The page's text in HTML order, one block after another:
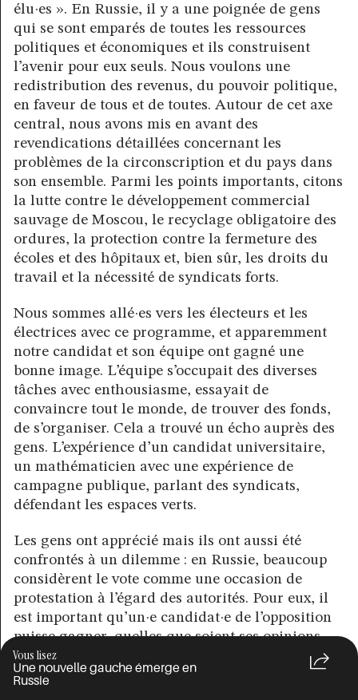
Vous lisez
Une nouvelle gauche émerge en
Russie
élu·es ». En Russie, il y a une poignée de gens
qui se sont emparés de toutes les ressources
politiques et économiques et ils construisent
l’avenir pour eux seuls. Nous voulons une
redistribution des revenus, du pouvoir politique,
en faveur de tous et de toutes. Autour de cet axe
central, nous avons mis en avant des
revendications détaillées concernant les
problèmes de la circonscription et du pays dans
son ensemble. Parmi les points importants, citons
la lutte contre le développement commercial
sauvage de Moscou, le recyclage obligatoire des
ordures, la protection contre la fermeture des
écoles et des hôpitaux et, bien sûr, les droits du
travail et la nécessité de syndicats forts.
Nous sommes allé·es vers les électeurs et les
électrices avec ce programme, et apparemment
notre candidat et son équipe ont gagné une
bonne image. L’équipe s’occupait des diverses
tâches avec enthousiasme, essayait de
convaincre tout le monde, de trouver des fonds,
de s’organiser. Cela a trouvé un écho auprès des
gens. L’expérience d’un candidat universitaire,
un mathématicien avec une expérience de
campagne publique, parlant des syndicats,
défendant les espaces verts.
Les gens ont apprécié mais ils ont aussi été
confrontés à un dilemme : en Russie, beaucoup
considèrent le vote comme une occasion de
protestation à l’égard des autorités. Pour eux, il
est important qu’un·e candidat·e de l’opposition
puisse gagner, quelles que soient ses opinions.
Étant donné que dans ma circonscription, la
campagne du candidat libéral disposait de vastes